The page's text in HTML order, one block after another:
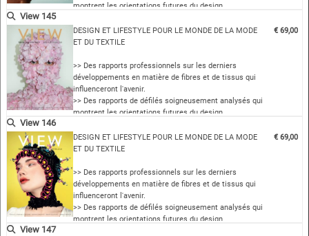
montrent les orientations futures du design
pouvez construire votre saison
>> Des thèmes de couleurs coordonnés au niveau
>> Des aperçus complet…
View 145
DESIGN ET LIFESTYLE POUR LE MONDE DE LA MODE
ET DU TEXTILE
>> Des rapports professionnels sur les derniers
développements en matière de fibres et de tissus qui
influenceront l'avenir.
>> Des rapports de défilés soigneusement analysés qui
montrent les orientations futures du design
pouvez construire votre saison
>> Des thèmes de couleurs coordonnés au niveau
>> Des aperçus complet…
€ 69,00
View 146
DESIGN ET LIFESTYLE POUR LE MONDE DE LA MODE
ET DU TEXTILE
>> Des rapports professionnels sur les derniers
développements en matière de fibres et de tissus qui
influenceront l'avenir.
>> Des rapports de défilés soigneusement analysés qui
montrent les orientations futures du design
€ 69,00
View 147